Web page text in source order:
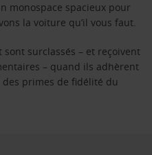
monospace spacieux pour
la voiture qu’il vous faut.
surclassés – et reçoivent
– quand ils adhèrent
primes de fidélité du